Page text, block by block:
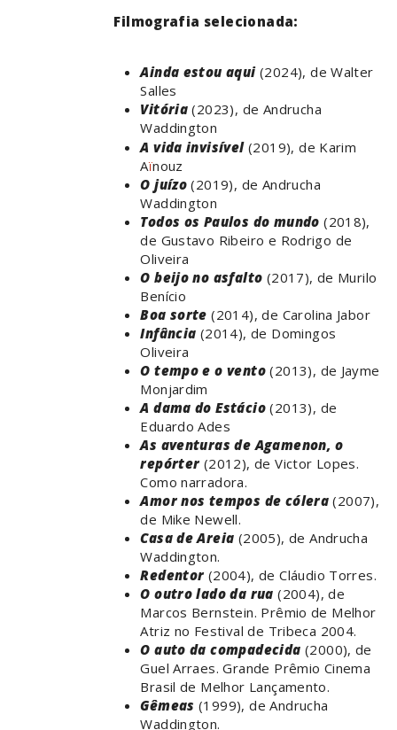
Filmografia selecionada:
Ainda estou aqui(2024), de Walter
Salles
Vitória(2023), de Andrucha
Waddington
A vida invisível(2019), de Karim
Aïnouz
O juízo (2019), de Andrucha
Waddington
Todos os Paulos do mundo (2018),
de Gustavo Ribeiro e Rodrigo de
Oliveira
O beijo no asfalto (2017), de Murilo
Benício
Boa sorte (2014), de Carolina Jabor
Infância (2014), de Domingos
Oliveira
O tempo e o vento (2013), de Jayme
Monjardim
A dama do Estácio (2013), de
Eduardo Ades
As aventuras de Agamenon, o
repórter (2012), de Victor Lopes.
Como narradora.
Amor nos tempos de cólera (2007),
de Mike Newell.
Casa de Areia (2005), de Andrucha
Waddington.
Redentor (2004), de Cláudio Torres.
O outro lado da rua (2004), de
Marcos Bernstein. Prêmio de Melhor
Atriz no Festival de Tribeca 2004.
O auto da compadecida (2000), de
Guel Arraes. Grande Prêmio Cinema
Brasil de Melhor Lançamento.
Gêmeas (1999), de Andrucha
Waddington.